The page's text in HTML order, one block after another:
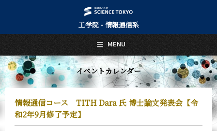
工学院 - 情報通信系
イベントカレンダー
情報通信コース TITH Dara 氏 博士論文発表会【令
和2年9月修了予定】
MENU
日本語 English
トップページ
Top Page
情報通信系について
About Us
教育
Education